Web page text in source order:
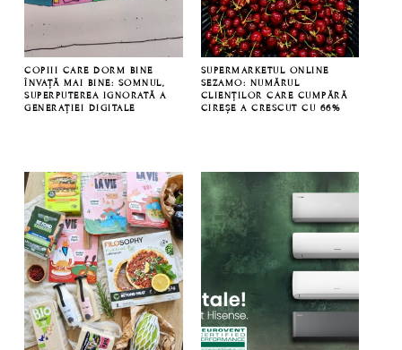
COPIII CARE DORM BINE
ÎNVAȚĂ MAI BINE: SOMNUL,
SUPERPUTEREA IGNORATĂ A
GENERAȚIEI DIGITALE
SUPERMARKETUL ONLINE
SEZAMO: NUMĂRUL
CLIENȚILOR CARE CUMPĂRĂ
CIREȘE A CRESCUT CU 66%